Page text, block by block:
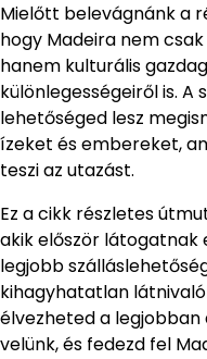
Mielőtt belevágnánk a
hogy Madeira nem
hanem kulturális
különlegességeiről is. A
lehetőséged lesz
ízeket és embereket,
teszi az utazást.
Ez a cikk részletes
akik először látogatnak
legjobb
kihagyhatatlan
élvezheted a
velünk, és fedezd fel